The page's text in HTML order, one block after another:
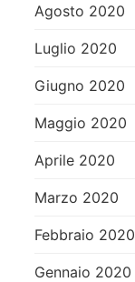
Agosto 2020
Luglio 2020
Giugno 2020
Maggio 2020
Aprile 2020
Marzo 2020
Febbraio 2020
Gennaio 2020